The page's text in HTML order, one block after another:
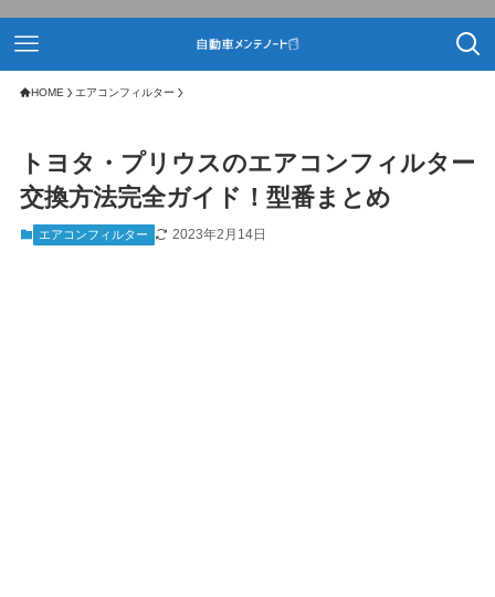
HOME エアコンフィルター
トヨタ・プリウスのエアコンフィルター
交換方法完全ガイド！型番まとめ
エアコンフィルター 2023年2月14日